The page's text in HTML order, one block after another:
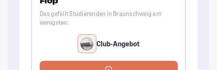
Das gefällt Studierenden in Braunschweig am
wenigsten:
Club-Angebot